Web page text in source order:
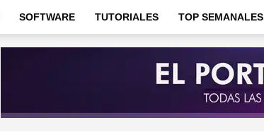
SOFTWARE TUTORIALES TOP SEMANALES